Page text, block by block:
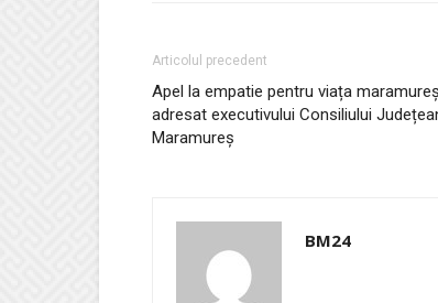
Articolul precedent
Apel la empatie pentru viața
adresat executivului Consiliului
Maramureș
BM24